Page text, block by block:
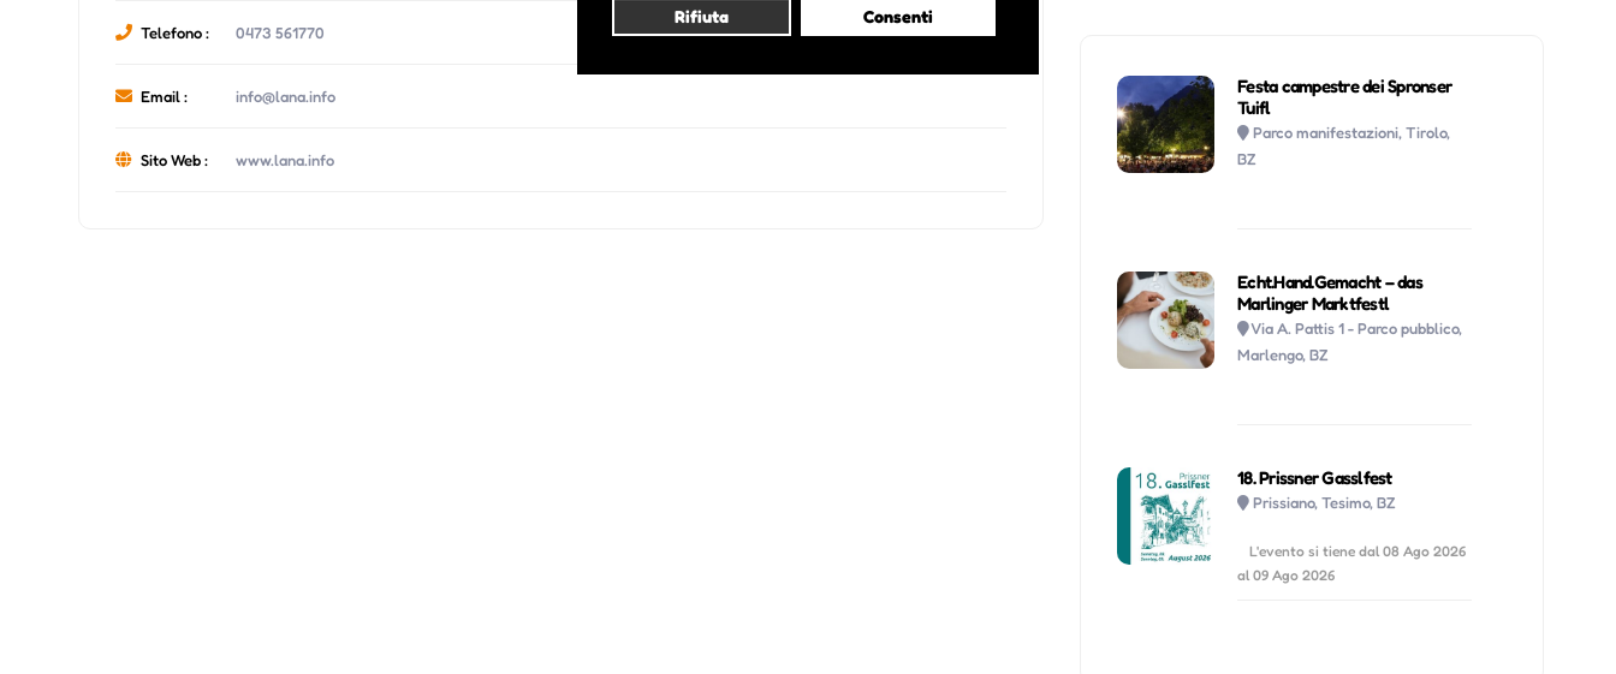
Rifiuta Consenti
Telefono : 0473 561770
Email : info@lana.info
Sito Web : www.lana.info
Festa campestre dei Spronser
Tuifl
Parco manifestazioni, Tirolo,
BZ
Echt.Hand.Gemacht – das
Marlinger Marktfestl
Via A. Pattis 1 - Parco pubblico,
Marlengo, BZ
18. Prissner Gasslfest
Prissiano, Tesimo, BZ
L'evento si tiene dal 08 Ago 2026
al 09 Ago 2026